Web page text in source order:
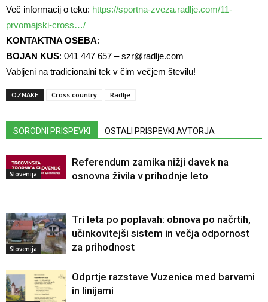
Več informacij o teku: https://sportna-zveza.radlje.com/11-
prvomajski-cross…/
KONTAKTNA OSEBA:
BOJAN KUS: 041 447 657 –szr@radlje.com
Vabljeni na tradicionalni tek v čim večjem številu!
OZNAKE Cross country Radlje
SORODNI PRISPEVKI OSTALI PRISPEVKI AVTORJA
Slovenija
Referendum zamika nižji davek na
osnovna živila v prihodnje leto
Slovenija
Tri leta po poplavah: obnova po načrtih,
učinkovitejši sistem in večja odpornost
za prihodnost
Odprtje razstave Vuzenica med barvami
in linijami